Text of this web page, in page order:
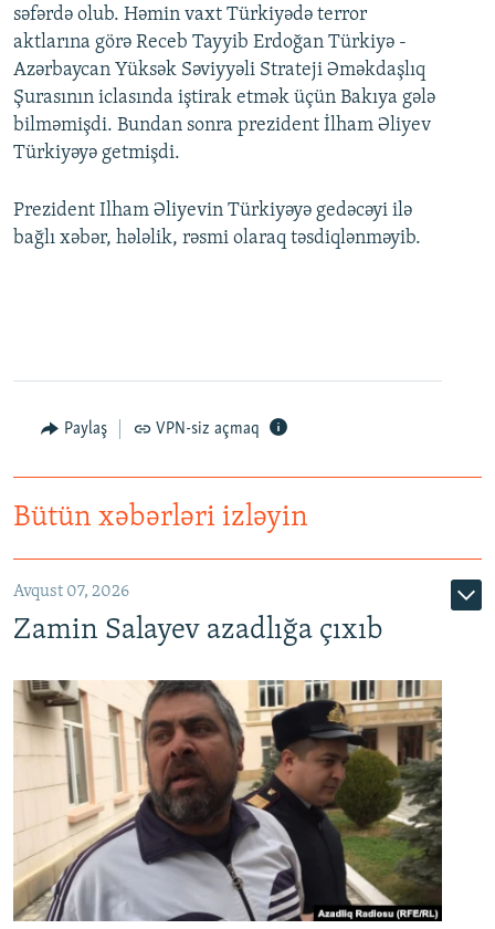
səfərdə olub. Həmin vaxt Türkiyədə terror
aktlarına görə Receb Tayyib Erdoğan Türkiyə -
Azərbaycan Yüksək Səviyyəli Strateji Əməkdaşlıq
Şurasının iclasında iştirak etmək üçün Bakıya gələ
bilməmişdi. Bundan sonra prezident İlham Əliyev
Türkiyəyə getmişdi.
Prezident Ilham Əliyevin Türkiyəyə gedəcəyi ilə
bağlı xəbər, hələlik, rəsmi olaraq təsdiqlənməyib.
Paylaş VPN-siz açmaq
Bütün xəbərləri izləyin
Avqust 07, 2026
Zamin Salayev azadlığa çıxıb